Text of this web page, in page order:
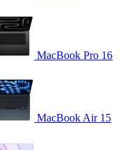
MacBook Pro 16
MacBook Air 15